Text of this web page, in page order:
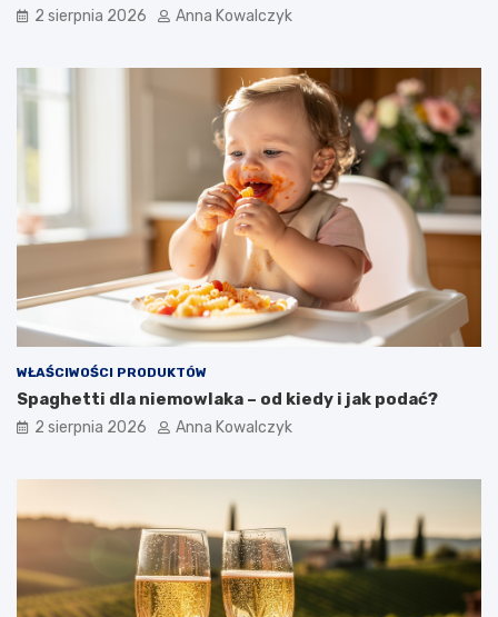
2 sierpnia 2026 Anna Kowalczyk
WŁAŚCIWOŚCI PRODUKTÓW
Spaghetti dla niemowlaka – od kiedy i jak podać?
2 sierpnia 2026 Anna Kowalczyk